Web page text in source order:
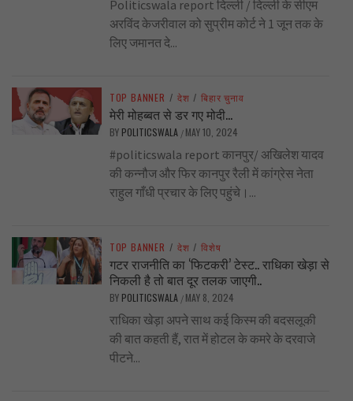
Politicswala report दिल्ली / दिल्ली के सीएम
अरविंद केजरीवाल को सुप्रीम कोर्ट ने 1 जून तक के
लिए जमानत दे...
TOP BANNER / देश / बिहार चुनाव
मेरी मोहब्बत से डर गए मोदी…
BY POLITICSWALA / MAY 10, 2024
#politicswala report कानपुर/ अखिलेश यादव
की कन्नौज और फिर कानपुर रैली में कांग्रेस नेता
राहुल गाँधी प्रचार के लिए पहुंचे।...
TOP BANNER / देश / विशेष
गटर राजनीति का ‘फिटकरी’ टेस्ट.. राधिका खेड़ा से
निकली है तो बात दूर तलक जाएगी..
BY POLITICSWALA / MAY 8, 2024
राधिका खेड़ा अपने साथ कई किस्म की बदसलूकी
की बात कहती हैं, रात में होटल के कमरे के दरवाजे
पीटने...